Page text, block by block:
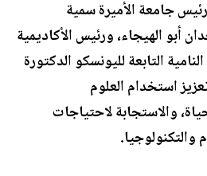
جامعة الأميرة سمية
أبو الهيجاء، ورئيس الأكاديمية
التابعة لليونسكو الدكتورة
استخدام العلوم
والاستجابة لاحتياجات
والتكنولوجيا.